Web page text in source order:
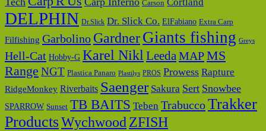
Carson
DELPHIN Dr.Slick Dr. Slick Co. ElFabiano Extra Carp
Filfishing Garbolino GardnerGiants fishing Greys
Hell-Cat Hobby-G Karel Nikl Leeda MAPMS
Range NGT Plastica Panaro Plastilys PROS Prowess Rapture
RidgeMonkey Riverbaits Saenger Sakura Sert Snowbee
SPARROW Sunset TB BAITS Teben TrabuccoTrakker
ProductsWychwood ZFISH